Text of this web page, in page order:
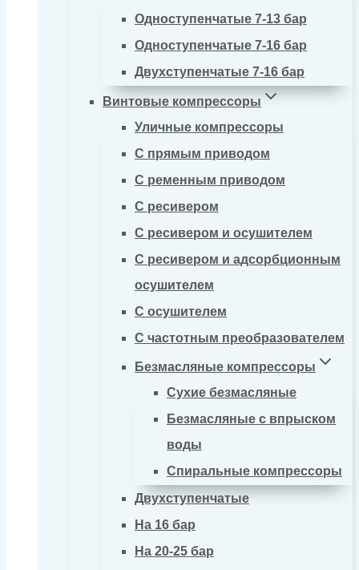
Одноступенчатые 7-13 бар
Одноступенчатые 7-16 бар
Двухступенчатые 7-16 бар
Винтовые компрессоры
Уличные компрессоры
С прямым приводом
С ременным приводом
С ресивером
С ресивером и осушителем
С ресивером и адсорбционным
осушителем
С осушителем
С частотным преобразователем
Безмасляные компрессоры
Сухие безмасляные
Безмасляные с впрыском
воды
Спиральные компрессоры
Двухступенчатые
На 16 бар
На 20-25 бар